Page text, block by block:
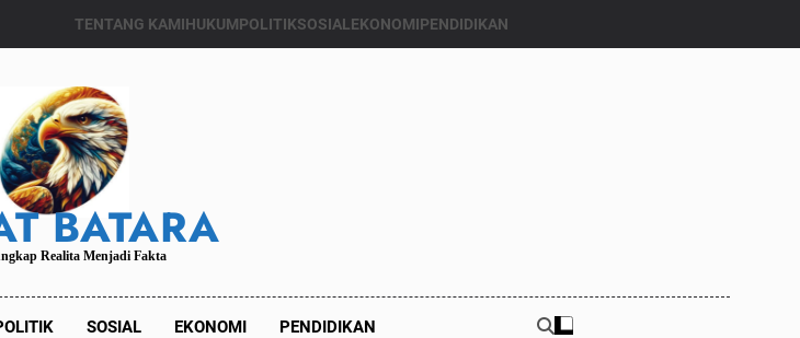
TENTANG KAMIHUKUMPOLITIKSOSIALEKONOMIPENDIDIKAN
BATARA
Realita Menjadi Fakta
SOSIAL EKONOMI PENDIDIKAN